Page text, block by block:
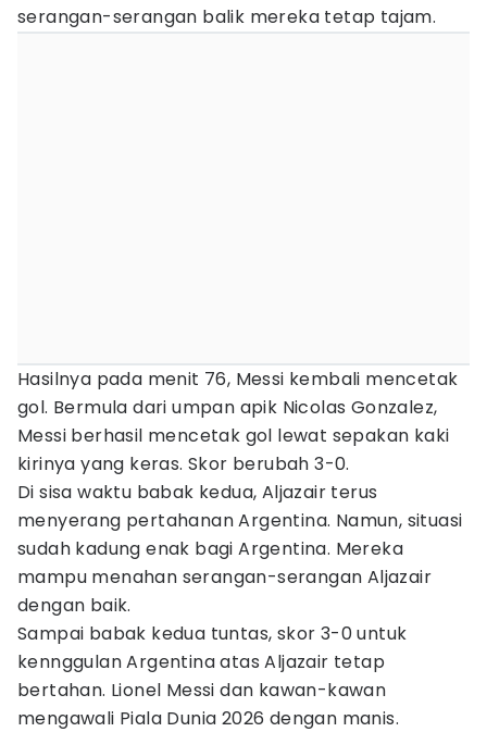
serangan-serangan balik mereka tetap tajam.
Hasilnya pada menit 76, Messi kembali mencetak
gol. Bermula dari umpan apik Nicolas Gonzalez,
Messi berhasil mencetak gol lewat sepakan kaki
kirinya yang keras. Skor berubah 3-0.
Di sisa waktu babak kedua, Aljazair terus
menyerang pertahanan Argentina. Namun, situasi
sudah kadung enak bagi Argentina. Mereka
mampu menahan serangan-serangan Aljazair
dengan baik.
Sampai babak kedua tuntas, skor 3-0 untuk
kennggulan Argentina atas Aljazair tetap
bertahan. Lionel Messi dan kawan-kawan
mengawali Piala Dunia 2026 dengan manis.